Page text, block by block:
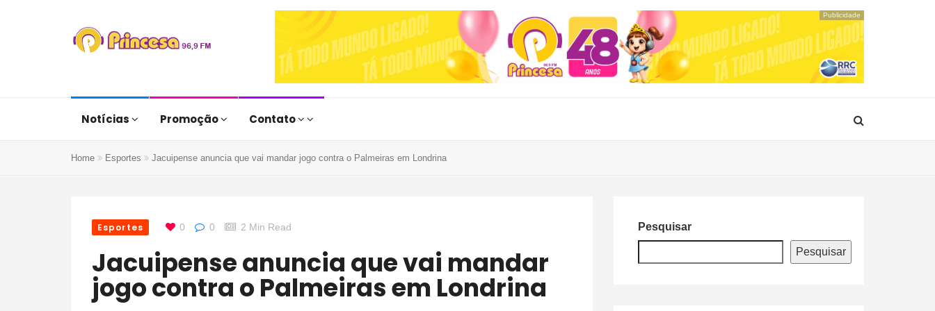
Publicidade
Notícias Promoção Contato
Home Esportes Jacuipense anuncia que vai mandar jogo contra o Palmeiras em Londrina
Esportes 0 0 2 Min Read
Jacuipense anuncia que vai mandar
jogo contra o Palmeiras em Londrina
Pesquisar
Pesquisar